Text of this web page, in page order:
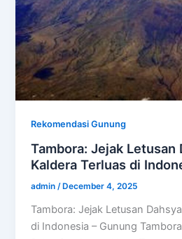
Rekomendasi Gunung
Tambora: Jejak Letusan
Kaldera Terluas di
admin/ December 4, 2025
Tambora: Jejak Letusan
di Indonesia – Gunung